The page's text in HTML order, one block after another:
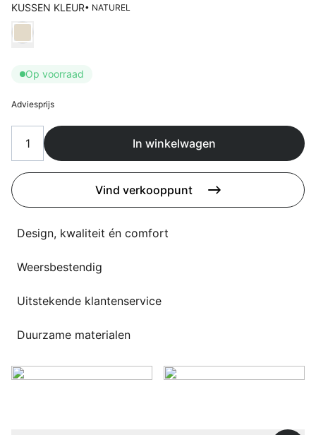
Overig
Flagship stores
3D modellen
Support
Nieuws
Events
Werken bij
Over ons
Taalkeuze
KUSSEN KLEUR• NATUREL
Kies Kussen kleur
Op voorraad
Adviesprijs
In winkelwagen
Vind verkooppunt
Design, kwaliteit én comfort
Weersbestendig
Uitstekende klantenservice
Duurzame materialen